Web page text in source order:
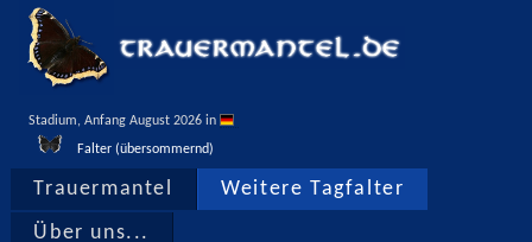
Stadium, Anfang August 2026 in
Falter (übersommernd)
Trauermantel Weitere Tagfalter
Über uns...